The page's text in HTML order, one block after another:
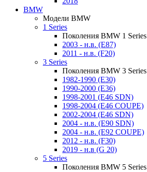
BMW
Модели BMW
1 Series
Поколения BMW 1 Series
2003 - н.в. (E87)
2011 - н.в. (F20)
3 Series
Поколения BMW 3 Series
1982-1990 (E30)
1990-2000 (E36)
1998-2001 (E46 SDN)
1998-2004 (E46 COUPE)
2002-2004 (E46 SDN)
2004 - н.в. (E90 SDN)
2004 - н.в. (E92 COUPE)
2012 - н.в. (F30)
2019 - н.в (G 20)
5 Series
Поколения BMW 5 Series